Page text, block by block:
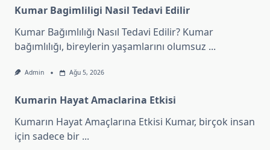
Kumar Bagimliligi Nasil Tedavi Edilir
Kumar Bağımlılığı Nasıl Tedavi Edilir? Kumar
bağımlılığı, bireylerin yaşamlarını olumsuz ...
Admin Ağu 5, 2026
Kumarin Hayat Amaclarina Etkisi
Kumarın Hayat Amaçlarına Etkisi Kumar, birçok insan
için sadece bir ...